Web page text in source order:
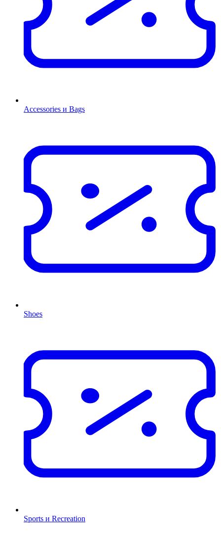
Accessories и Bags
Shoes
Sports и Recreation